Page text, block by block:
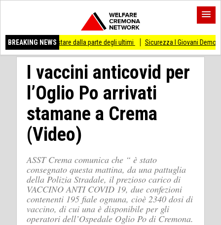
BREAKING NEWS
di stare dalla parte degli ultimi Sicurezza I Giovani Democratici ribattono
I vaccini anticovid per
l’Oglio Po arrivati
stamane a Crema
(Video)
ASST Crema comunica che “ è stato
consegnato questa mattina, da una pattuglia
della Polizia Stradale, il prezioso carico di
VACCINO ANTI COVID 19, due confezioni
contenenti 195 fiale ognuna, cioè 2340 dosi di
vaccino, di cui una è disponibile per gli
operatori dell’Ospedale Oglio Po di Cremona.